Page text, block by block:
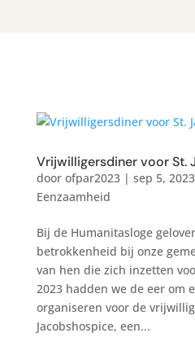
Vrijwilligersdiner voor St.
door ofpar2023| sep 5, 2023
Eenzaamheid
Bij de Humanitasloge
betrokkenheid bij onze
van hen die zich inzetten
2023 hadden we de eer om
organiseren voor de
Jacobshospice, een...